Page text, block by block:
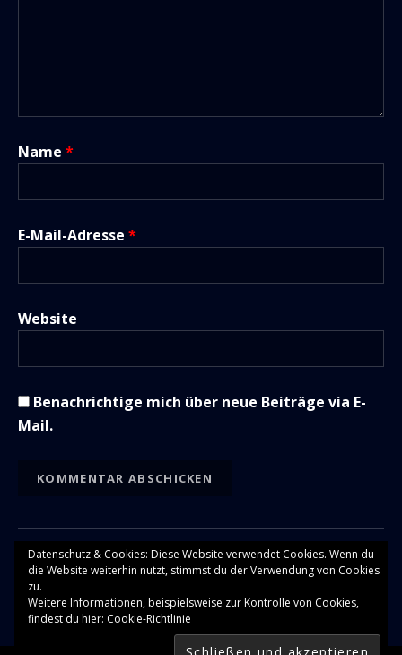
Name *
E-Mail-Adresse *
Website
Benachrichtige mich über neue Beiträge via E-
Mail.
Datenschutz & Cookies: Diese Website verwendet Cookies. Wenn du
die Website weiterhin nutzt, stimmst du der Verwendung von Cookies
zu.
Weitere Informationen, beispielsweise zur Kontrolle von Cookies,
findest du hier: Cookie-Richtlinie